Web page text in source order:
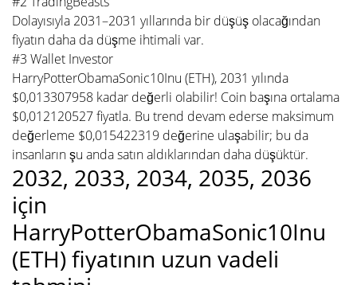
Dolayısıyla 2031–2031 yıllarında bir düşüş olacağından
fiyatın daha da düşme ihtimali var.
#3 Wallet Investor
HarryPotterObamaSonic10Inu (ETH), 2031 yılında
$0,013307958 kadar değerli olabilir! Coin başına ortalama
$0,012120527 fiyatla. Bu trend devam ederse maksimum
değerleme $0,015422319 değerine ulaşabilir; bu da
insanların şu anda satın aldıklarından daha düşüktür.
2032, 2033, 2034, 2035, 2036
için
HarryPotterObamaSonic10Inu
(ETH) fiyatının uzun vadeli